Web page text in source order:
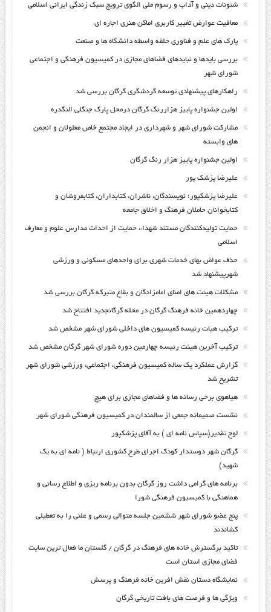
شئونات دینی و آداب و رسوم ملی الگوی ترویج سبک زندگی ایرانی اسلامی
معافیت عوارض تغییر کاربری اماکن هنری اجاره ای
پارک های علم و فناوری حلقه واسطه دانشگاه ها و صنعت
بررسی بایدها و نبایدهای فضاهای مجازی در کمیسیون فرهنگی و اجتماعی
شورای شهر
راهکارهای پیشنهادی توسعه گردشگری گرگان بررسی شد
اولین جشنواره پاییز هزاررنگ گرگان درمحل پارک جنگلی النگدره
مشارکت شورای شهر و شهرداری در ایجاد مجتمع خاص معلولان و انجمن
های وابسته
اولین جشنواره پاییز هزار رنگ گرگان
علیرضا پزشک پور
علیرضا پزشکپور؛ نویسندگان، ناشران، کتابداران، کتابفروشان و
کتابخوانان حاملان فرهنگ و اخلاق جامعه
حمایت تولیدکنندگان مستند شهداء، حمایت از احداث مدارس علوم و معارف
اسلامی
حذف عواض بهای خدمات شهری برای واحدهای مسکونی و ورزشی
شهرپیشنهاد شد
مشکلات هیئت های امنای امامزادگان و بقاع متبرکه گرگان بررسی شد
چهاردهمین خانه فرهنگ گرگان در محله گرگانجدید افتتاح شد
ترکیب هیات رئیسه کمیسیون های داخلی شورای شهر مشخص شد
ترکیب آخرین هیئت رئیسه چهارمین دوره شورای شهر گرگان مشخص شد
گزارش عملکرد یک ساله کمیسیون فرهنگی، اجتماعی، ورزشی شورای شهر
تشریح شد
هیاهوی برخی رسانه ها و فضاهای مجازی برای هیچ
نشست صمیمانه جمعی از سالمندان در کمیسیون فرهنگی شورای شهر
لوح تقدیر(سپاس نامه ای ) به آقای پزشکپور
گرگان شهر دوستدار کودک اجرای طرح کشوری ارتباط ( نامه ای به یک
شهید)
برنامه های گرامی داشت روز گرگان بدون برنامه ریزی و اطلاع رسانی و
هماهنگی با کمیسیون فرهنگی شورا
پنج عضو شورای شهر ششمین جلسه متوالی رسمی و علنی را به تعطیلی
کشاندند
تاکید برگسترش خانه های فرهنگ در گرگان / گلستان ما فعال ترین سایت
فضای مجازی استان است
نمایشگاه دستان نقش افرین خانه فرهنگ و پرسش
ویژگی ها و فرصت های بافت تاریخی گرگان